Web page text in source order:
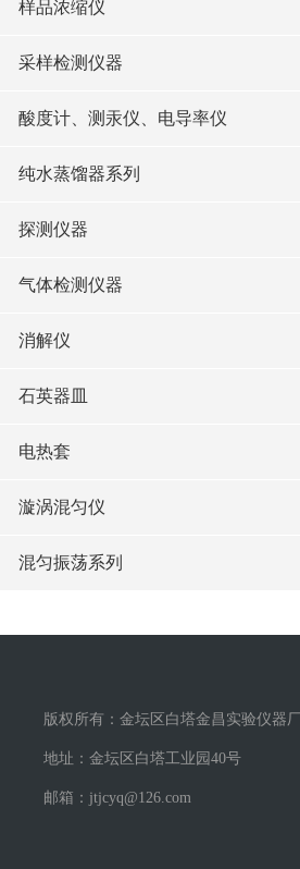
样品浓缩仪
采样检测仪器
酸度计、测汞仪、电导率仪
纯水蒸馏器系列
探测仪器
气体检测仪器
消解仪
石英器皿
电热套
漩涡混匀仪
混匀振荡系列
版权所有：金坛区白塔金昌实验仪器厂
地址：金坛区白塔工业园40号
邮箱：jtjcyq@126.com